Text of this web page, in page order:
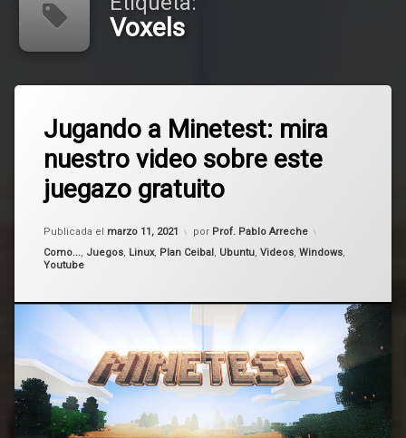
Voxels
Jugando a Minetest: mira
nuestro video sobre este
juegazo gratuito
Publicada el marzo 11, 2021 por Prof. Pablo Arreche
Categorías:
Como..., Juegos, Linux, Plan Ceibal, Ubuntu, Videos, Windows,
Youtube
gratis
juego
Linux
Minecraft
Voxels
un
comentario
en
Jugando
a
Minetest:
nuestro
video
sobre
juegazo
gratuito